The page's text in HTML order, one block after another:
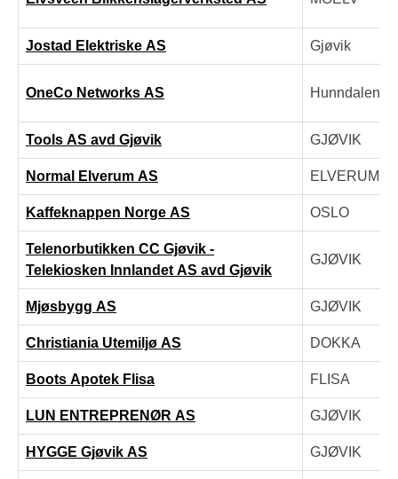
Jostad Elektriske AS Gjøvik
OneCo Networks AS Hunndalen
Tools AS avd Gjøvik GJØVIK
Normal Elverum AS ELVERUM
Kaffeknappen Norge AS OSLO
Telenorbutikken CC Gjøvik -
Telekiosken Innlandet AS avd Gjøvik
GJØVIK
Mjøsbygg AS GJØVIK
Christiania Utemiljø AS DOKKA
Boots Apotek Flisa FLISA
LUN ENTREPRENØR AS GJØVIK
HYGGE Gjøvik AS GJØVIK